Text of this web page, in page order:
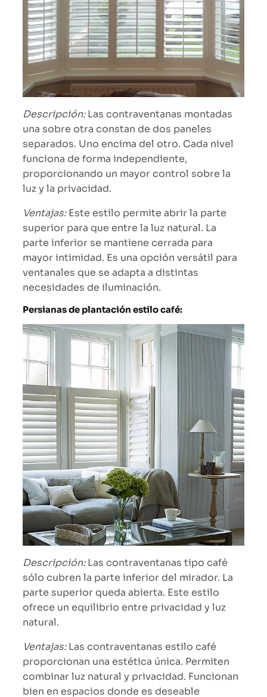
Descripción:Las contraventanas montadas
una sobre otra constan de dos paneles
separados. Uno encima del otro. Cada nivel
funciona de forma independiente,
proporcionando un mayor control sobre la
luz y la privacidad.
Ventajas:Este estilo permite abrir la parte
superior para que entre la luz natural. La
parte inferior se mantiene cerrada para
mayor intimidad. Es una opción versátil para
ventanales que se adapta a distintas
necesidades de iluminación.
Persianas de plantación estilo café:
Descripción:Las contraventanas tipo café
sólo cubren la parte inferior del mirador. La
parte superior queda abierta. Este estilo
ofrece un equilibrio entre privacidad y luz
natural.
Ventajas:Las contraventanas estilo café
proporcionan una estética única. Permiten
combinar luz natural y privacidad. Funcionan
bien en espacios donde es deseable